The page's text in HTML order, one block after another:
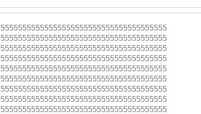
555555555555555555555555555555
555555555555555555555555555555
555555555555555555555555555555
555555555555555555555555555555
555555555555555555555555555555
555555555555555555555555555555
555555555555555555555555555555
555555555555555555555555555555
555555555555555555555555555555